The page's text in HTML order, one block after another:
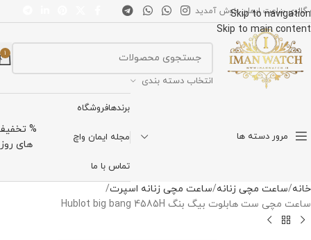
Skip to navigation
Skip to main content
گالری ساعت ایمان خوش آمدید
انتخاب دسته بندی
1
مرور دسته ها
برندهافروشگاه
مجله ایمان واچ
تماس با ما
%
های روز
خانه ساعت مچی زنانه ساعت مچی زنانه اسپرت
ساعت مچی ست هابلوت بیگ بنگ Hublot big bang 4585H